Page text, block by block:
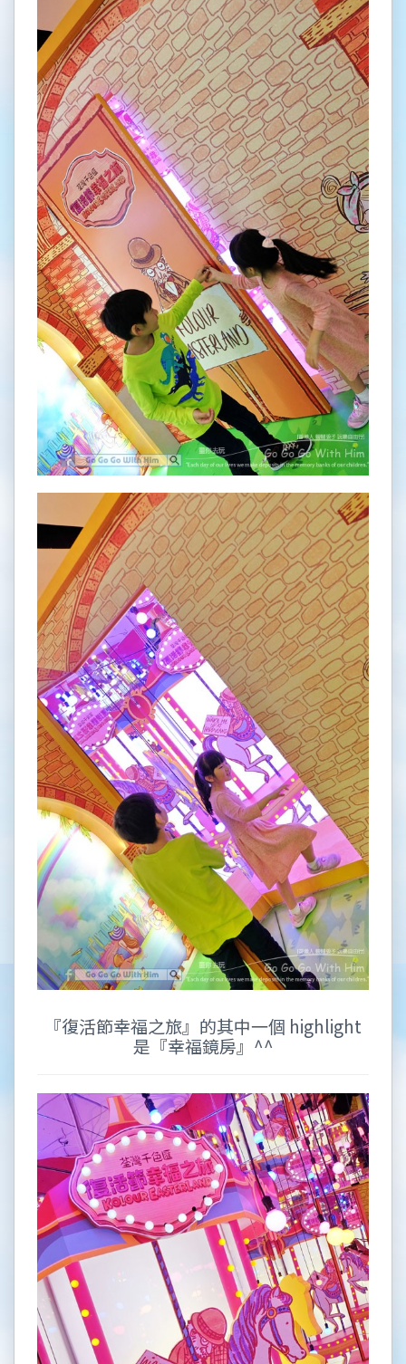
『復活節幸福之旅』的其中一個 highlight
是『幸福鏡房』^^